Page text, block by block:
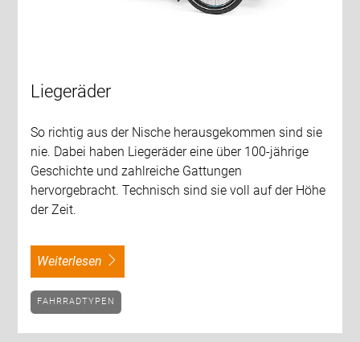
Liegeräder
So richtig aus der Nische herausgekommen sind sie
nie. Dabei haben Liegeräder eine über 100-jährige
Geschichte und zahlreiche Gattungen
hervorgebracht. Technisch sind sie voll auf der Höhe
der Zeit.
weiterlesen
FAHRRADTYPEN